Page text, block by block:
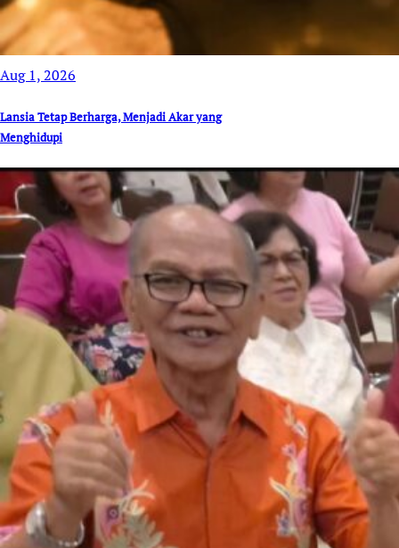
Aug 1, 2026
Lansia Tetap Berharga, Menjadi Akar yang
Menghidupi